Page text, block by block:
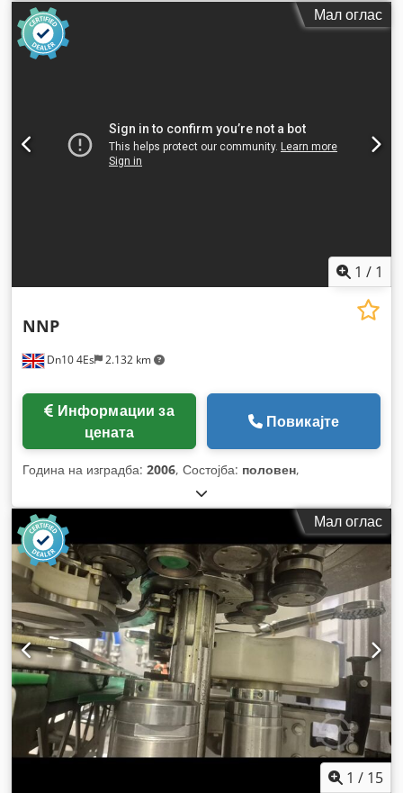
Мал оглас
1 / 1
Dn10 4Es 2.132 km
NNP
цената
Повикајте
Година на изградба: 2006, Состојба: половен,
Мал оглас
1 / 15